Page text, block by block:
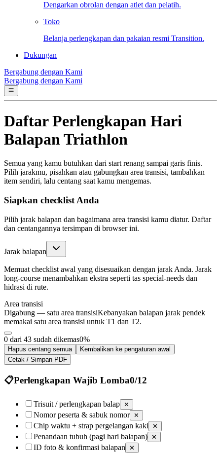
Dengarkan obrolan dengan atlet dan pelatih.
Toko
Belanja perlengkapan dan pakaian resmi Transition.
Dukungan
Bergabung dengan Kami
Bergabung dengan Kami
Daftar Perlengkapan Hari
Balapan Triathlon
Semua yang kamu butuhkan dari start renang sampai garis finis.
Pilih jarakmu, pisahkan atau gabungkan area transisi, tambahkan
item sendiri, lalu centang saat kamu mengemas.
Siapkan checklist Anda
Pilih jarak balapan dan bagaimana area transisi kamu diatur. Daftar
dan centangannya tersimpan di browser ini.
Jarak balapan
Memuat checklist awal yang disesuaikan dengan jarak Anda. Jarak
long-course menambahkan ekstra seperti tas special-needs dan
hidrasi di rute.
Area transisi
Digabung — satu area transisiKebanyakan balapan jarak pendek
memakai satu area transisi untuk T1 dan T2.
0 dari 43 sudah dikemas0%
Hapus centang semua
Kembalikan ke pengaturan awal
Cetak / Simpan PDF
📋Perlengkapan Wajib Lomba0/12
Trisuit / perlengkapan balap ✕
Nomor peserta & sabuk nomor ✕
Chip waktu + strap pergelangan kaki ✕
Penandaan tubuh (pagi hari balapan) ✕
ID foto & konfirmasi balapan ✕